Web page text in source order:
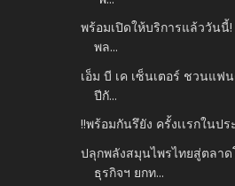
พร้อมเปิดให้บริการแล้ววันนี้
พล...
เอ็ม บี เค เซ็นเตอร์ ชวนแฟ
ปีกั...
‼️พร้อมกันรึยัง ครั้งเเรกในปร
ปลุกพลังสมุนไพรไทยสู่ตลา
ธุรกิจฯ ยกท...